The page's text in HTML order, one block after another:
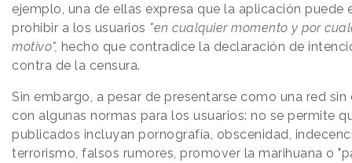
ejemplo, una de ellas expresa que la aplicación puede
prohibir a los usuarios "en cualquier momento y por
motivo", hecho que contradice la declaración de
contra de la censura.
Sin embargo, a pesar de presentarse como una red sin
con algunas normas para los usuarios: no se permite
publicados incluyan pornografía, obscenidad,
terrorismo, falsos rumores, promover la marihuana o